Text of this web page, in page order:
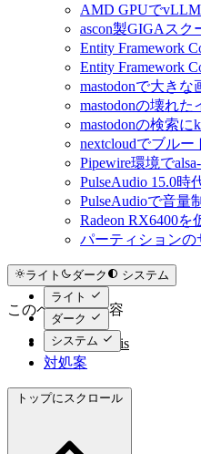
AMD GPUで
ascon製GIGAスク
Entity Framework
Entity Framework
mastodonで大き
mastodonの壊れ
mastodonの検索
nextcloudでブル
Pipewire環境で
PulseAudio 15.0時
PulseAudioで音量
Radeon RX6400
パーティションの
ライト ダーク
システム
ライト
ダーク
システム
このページの内容
横取り問題 is
対処案
トップにスクロール